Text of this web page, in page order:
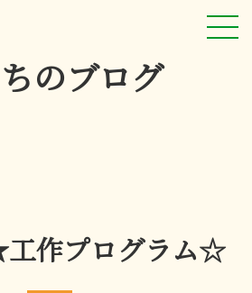
のブログ
作プログラム☆